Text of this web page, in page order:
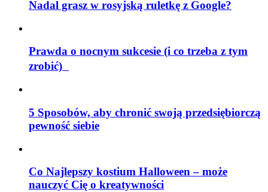
Nadal grasz w rosyjską ruletkę z Google?
Prawda o nocnym sukcesie (i co trzeba z tym
zrobić)
5 Sposobów, aby chronić swoją przedsiębiorczą
pewność siebie
Co Najlepszy kostium Halloween – może
nauczyć Cię o kreatywności